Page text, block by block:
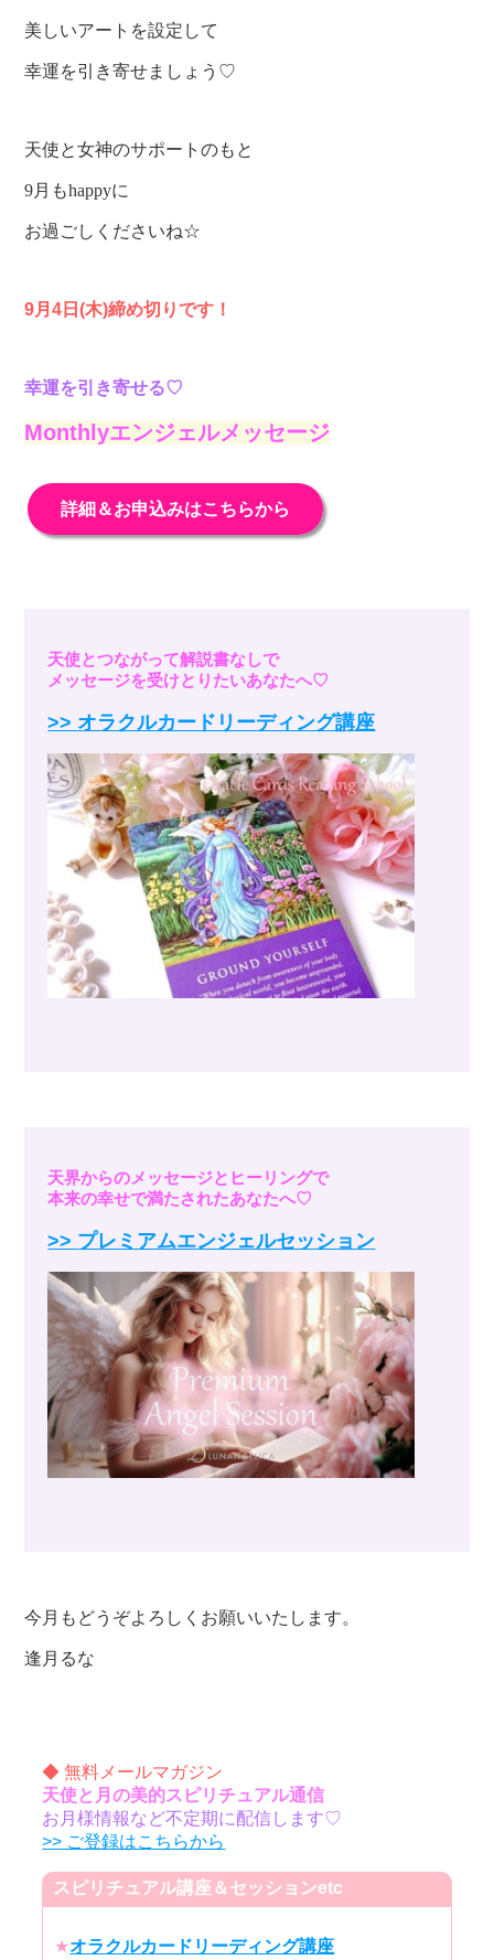
美しいアートを設定して
幸運を引き寄せましょう♡
天使と女神のサポートのもと
9月もhappyに
お過ごしくださいね☆
9月4日(木)締め切りです！
幸運を引き寄せる♡
Monthlyエンジェルメッセージ
詳細＆お申込みはこちらから
天使とつながって解説書なしで
メッセージを受けとりたいあなたへ♡
>> オラクルカードリーディング講座
天界からのメッセージとヒーリングで
本来の幸せで満たされたあなたへ♡
>> プレミアムエンジェルセッション
今月もどうぞよろしくお願いいたします。
逢月るな
◆ 無料メールマガジン
天使と月の美的スピリチュアル通信
お月様情報など不定期に配信します♡
>> ご登録はこちらから
スピリチュアル講座＆セッションetc
★オラクルカードリーディング講座